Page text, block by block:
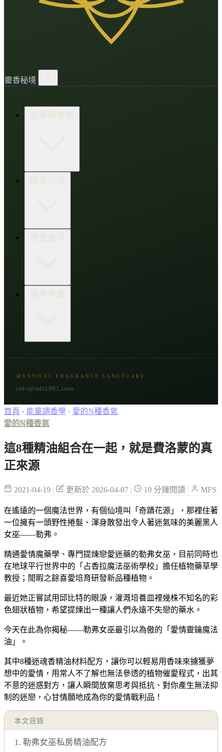
靈香秘境
能量調香學
香氛調頻術
生活點子王
精油介紹
木質類
樹脂類
靈性魔法
顯化與吸引力
延伸專欄
古文明與神話
節氣與民俗
MYSTICAL FRAGRANCE SANCTUARY
info@mfs1991.com
首頁 › 能量調香學 › 愛的N種香氣
愛的N種香氣
這8種精油組合在一起，就是費洛蒙的真
正來源
2021-04-19 | 更新於 2026-04-07 | 10 分鐘閱讀 | MFS
在遙遠的一個魔法世界，有個仙境叫「奇蹟花源」，那裡住著
一位擁有一頭野性捲髮、渾身散發出令人著迷氣味的美麗黑人
女巫——勒弗。
精通愛情魔藥學、專門提煉戀愛迷藥的勒弗女巫，目前同時也
在地球平行世界中的「占香拉魔法巫術學校」擔任植物藥草學
教授；閒暇之餘喜愛培育研發新品種植物。
最近她正嘗試用邱比特的眼淚，灌溉培養皿裡幾株不知名的彩
色翅狀植物，希望提煉出一種讓人們永遠不失戀的藥水。
今天在此為你揭秘——勒弗女巫最引以為傲的「愛情靈鑰魔法
油」。
其中8種迷魂香精油材料配方，讓你可以輕易用香味來擄獲夢
想中的愛情，用常人不了解也無法參透的植物催愛程式，出其
不意的迷惑對方，讓人瞬間放棄思考與抵抗、對你產生無法抑
制的迷戀，心甘情願地成為你的愛情戰利品！
本文目錄
1. 勒弗女巫私房精油配方